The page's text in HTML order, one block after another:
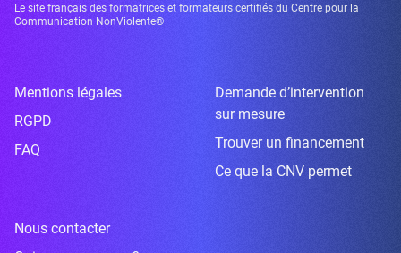
Le site français des formatrices et formateurs certifiés du Centre pour la
Communication NonViolente®
Mentions légales
RGPD
FAQ
Demande d’intervention
sur mesure
Trouver un financement
Ce que la CNV permet
Nous contacter